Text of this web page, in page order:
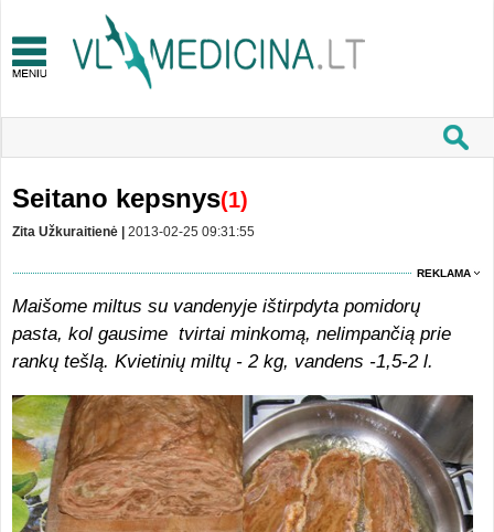
Seitano kepsnys(1)
Zita Užkuraitienė | 2013-02-25 09:31:55
REKLAMA
Maišome miltus su vandenyje ištirpdyta pomidorų
pasta, kol gausime tvirtai minkomą, nelimpančią prie
rankų tešlą. Kvietinių miltų - 2 kg, vandens -1,5-2 l.